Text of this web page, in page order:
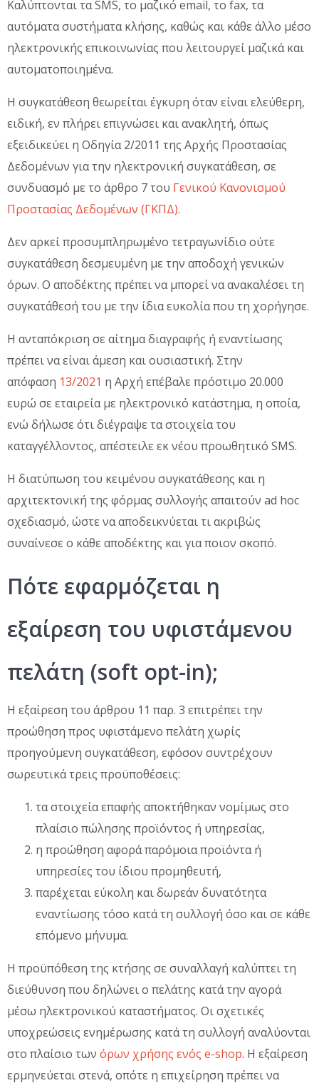
Καλύπτονται τα SMS, το μαζικό email, το fax, τα
αυτόματα συστήματα κλήσης, καθώς και κάθε άλλο μέσο
ηλεκτρονικής επικοινωνίας που λειτουργεί μαζικά και
αυτοματοποιημένα.
Η συγκατάθεση θεωρείται έγκυρη όταν είναι ελεύθερη,
ειδική, εν πλήρει επιγνώσει και ανακλητή, όπως
εξειδικεύει η Οδηγία 2/2011 της Αρχής Προστασίας
Δεδομένων για την ηλεκτρονική συγκατάθεση, σε
συνδυασμό με το άρθρο 7 του Γενικού Κανονισμού
Προστασίας Δεδομένων (ΓΚΠΔ).
Δεν αρκεί προσυμπληρωμένο τετραγωνίδιο ούτε
συγκατάθεση δεσμευμένη με την αποδοχή γενικών
όρων. Ο αποδέκτης πρέπει να μπορεί να ανακαλέσει τη
συγκατάθεσή του με την ίδια ευκολία που τη χορήγησε.
Η ανταπόκριση σε αίτημα διαγραφής ή εναντίωσης
πρέπει να είναι άμεση και ουσιαστική. Στην
απόφαση 13/2021 η Αρχή επέβαλε πρόστιμο 20.000
ευρώ σε εταιρεία με ηλεκτρονικό κατάστημα, η οποία,
ενώ δήλωσε ότι διέγραψε τα στοιχεία του
καταγγέλλοντος, απέστειλε εκ νέου προωθητικό SMS.
Η διατύπωση του κειμένου συγκατάθεσης και η
αρχιτεκτονική της φόρμας συλλογής απαιτούν ad hoc
σχεδιασμό, ώστε να αποδεικνύεται τι ακριβώς
συναίνεσε ο κάθε αποδέκτης και για ποιον σκοπό.
Πότε εφαρμόζεται η
εξαίρεση του υφιστάμενου
πελάτη (soft opt-in);
Η εξαίρεση του άρθρου 11 παρ. 3 επιτρέπει την
προώθηση προς υφιστάμενο πελάτη χωρίς
προηγούμενη συγκατάθεση, εφόσον συντρέχουν
σωρευτικά τρεις προϋποθέσεις:
τα στοιχεία επαφής αποκτήθηκαν νομίμως στο
πλαίσιο πώλησης προϊόντος ή υπηρεσίας,
η προώθηση αφορά παρόμοια προϊόντα ή
υπηρεσίες του ίδιου προμηθευτή,
παρέχεται εύκολη και δωρεάν δυνατότητα
εναντίωσης τόσο κατά τη συλλογή όσο και σε κάθε
επόμενο μήνυμα.
Η προϋπόθεση της κτήσης σε συναλλαγή καλύπτει τη
διεύθυνση που δηλώνει ο πελάτης κατά την αγορά
μέσω ηλεκτρονικού καταστήματος. Οι σχετικές
υποχρεώσεις ενημέρωσης κατά τη συλλογή αναλύονται
στο πλαίσιο των όρων χρήσης ενός e-shop. Η εξαίρεση
ερμηνεύεται στενά, οπότε η επιχείρηση πρέπει να